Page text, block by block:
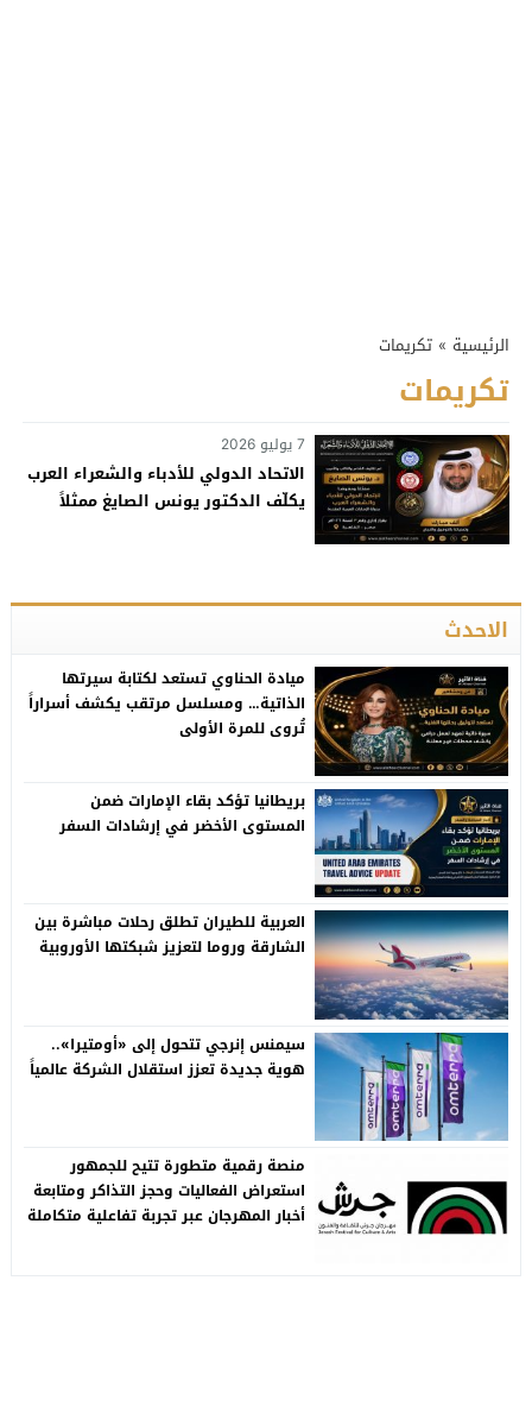
الرئيسية » تكريمات
تكريمات
7 يوليو 2026
الاتحاد الدولي للأدباء والشعراء العرب
يكلّف الدكتور يونس الصايغ ممثلاً
الاحدث
ميادة الحناوي تستعد لكتابة سيرتها
الذاتية… ومسلسل مرتقب يكشف أسراراً
تُروى للمرة الأولى
بريطانيا تؤكد بقاء الإمارات ضمن
المستوى الأخضر في إرشادات السفر
العربية للطيران تطلق رحلات مباشرة بين
الشارقة وروما لتعزيز شبكتها الأوروبية
سيمنس إنرجي تتحول إلى «أومتيرا»..
هوية جديدة تعزز استقلال الشركة عالمياً
منصة رقمية متطورة تتيح للجمهور
استعراض الفعاليات وحجز التذاكر ومتابعة
أخبار المهرجان عبر تجربة تفاعلية متكاملة